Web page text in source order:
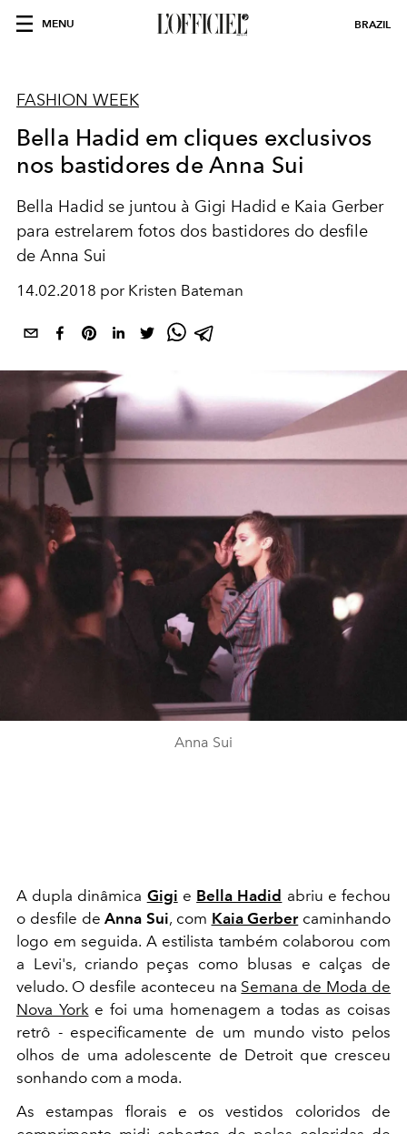
MENU BRAZIL
FASHION WEEK
Bella Hadid em cliques exclusivos
nos bastidores de Anna Sui
Bella Hadid se juntou à Gigi Hadid e Kaia Gerber
para estrelarem fotos dos bastidores do desfile
de Anna Sui
14.02.2018 por Kristen Bateman
Anna Sui
A dupla dinâmica Gigi e Bella Hadid abriu e fechou
o desfile deAnna Sui, com Kaia Gerber caminhando
logo em seguida. A estilista também colaborou com
a Levi's, criando peças como blusas e calças de
veludo. O desfile aconteceu na Semana de Moda de
Nova Yorke foi uma homenagem a todas as coisas
retrô - especificamente de um mundo visto pelos
olhos de uma adolescente de Detroit que cresceu
sonhando com a moda.
As estampas florais e os vestidos coloridos de